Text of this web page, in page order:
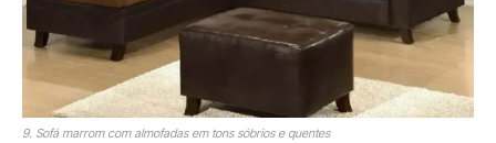
9. Sofá marrom com almofadas em tons sóbrios e quentes